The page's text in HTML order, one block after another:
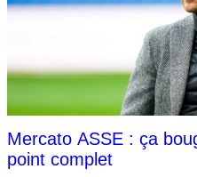
Mercato ASSE : ça
point complet